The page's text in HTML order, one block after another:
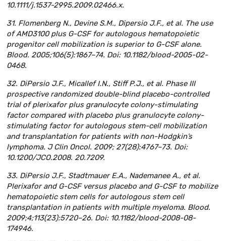
10.1111/j.1537-2995.2009.02466.x.
31. Flomenberg N., Devine S.M., Dipersio J.F., et al. The use
of AMD3100 plus G-CSF for autologous hematopoietic
progenitor cell mobilization is superior to G-CSF alone.
Blood. 2005;106(5):1867–74. Doi: 10.1182/blood-2005-02-
0468.
32. DiPersio J.F., Micallef I.N., Stiff P.J., et al. Phase III
prospective randomized double-blind placebo-controlled
trial of plerixafor plus granulocyte colony-stimulating
factor compared with placebo plus granulocyte colony-
stimulating factor for autologous stem-cell mobilization
and transplantation for patients with non-Hodgkin’s
lymphoma. J Clin Oncol. 2009; 27(28):4767–73. Doi:
10.1200/JCO.2008. 20.7209.
33. DiPersio J.F., Stadtmauer E.A., Nademanee A., et al.
Plerixafor and G-CSF versus placebo and G-CSF to mobilize
hematopoietic stem cells for autologous stem cell
transplantation in patients with multiple myeloma. Blood.
2009;4;113(23):5720–26. Doi: 10.1182/blood-2008-08-
174946.